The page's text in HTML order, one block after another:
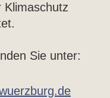
Sie unter: